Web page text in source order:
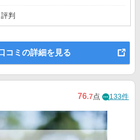
判
コミの詳細を見る
76.7点 133件